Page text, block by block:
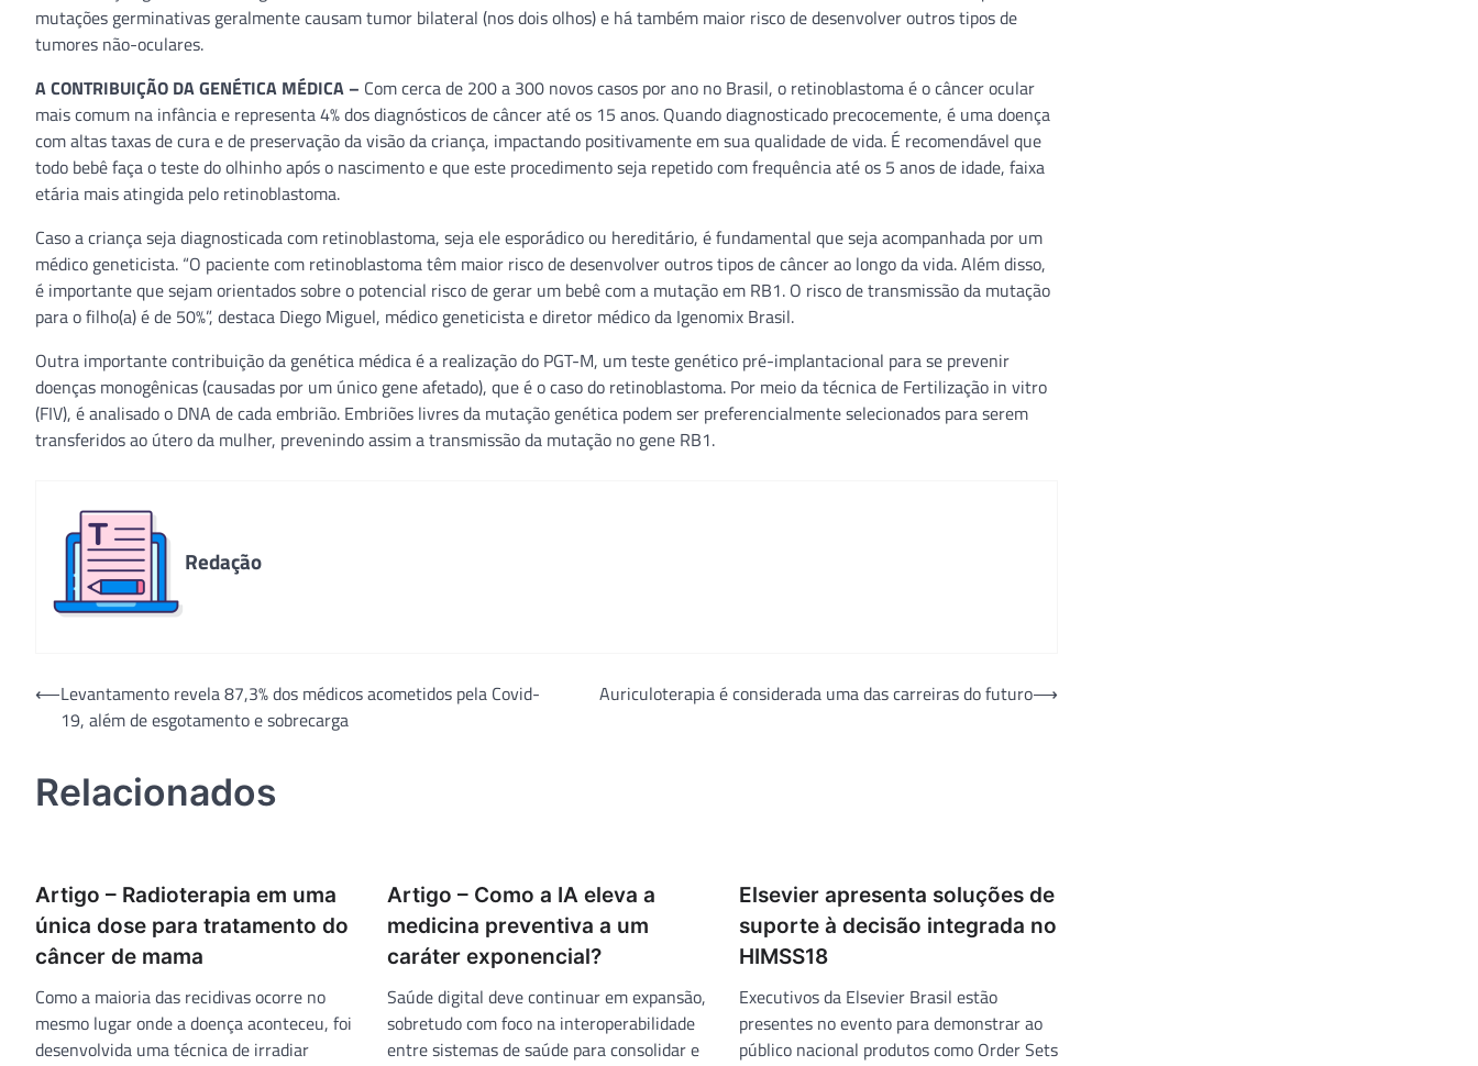
mutações germinativas geralmente causam tumor bilateral (nos dois olhos) e há também maior risco de desenvolver outros tipos de
tumores não-oculares.
A CONTRIBUIÇÃO DA GENÉTICA MÉDICA – Com cerca de 200 a 300 novos casos por ano no Brasil, o retinoblastoma é o câncer ocular
mais comum na infância e representa 4% dos diagnósticos de câncer até os 15 anos. Quando diagnosticado precocemente, é uma doença
com altas taxas de cura e de preservação da visão da criança, impactando positivamente em sua qualidade de vida. É recomendável que
todo bebê faça o teste do olhinho após o nascimento e que este procedimento seja repetido com frequência até os 5 anos de idade, faixa
etária mais atingida pelo retinoblastoma.
Caso a criança seja diagnosticada com retinoblastoma, seja ele esporádico ou hereditário, é fundamental que seja acompanhada por um
médico geneticista. “O paciente com retinoblastoma têm maior risco de desenvolver outros tipos de câncer ao longo da vida. Além disso,
é importante que sejam orientados sobre o potencial risco de gerar um bebê com a mutação em RB1. O risco de transmissão da mutação
para o filho(a) é de 50%”, destaca Diego Miguel, médico geneticista e diretor médico da Igenomix Brasil.
Outra importante contribuição da genética médica é a realização do PGT-M, um teste genético pré-implantacional para se prevenir
doenças monogênicas (causadas por um único gene afetado), que é o caso do retinoblastoma. Por meio da técnica de Fertilização in vitro
(FIV), é analisado o DNA de cada embrião. Embriões livres da mutação genética podem ser preferencialmente selecionados para serem
transferidos ao útero da mulher, prevenindo assim a transmissão da mutação no gene RB1.
Redação
Navegação
⟵Levantamento revela 87,3% dos médicos acometidos pela Covid-
19, além de esgotamento e sobrecarga
Auriculoterapia é considerada uma das carreiras do futuro⟶
Relacionados
Artigo – Radioterapia em uma
única dose para tratamento do
câncer de mama
Como a maioria das recidivas ocorre no
mesmo lugar onde a doença aconteceu, foi
desenvolvida uma técnica de irradiar
Artigo – Como a IA eleva a
medicina preventiva a um
caráter exponencial?
Saúde digital deve continuar em expansão,
sobretudo com foco na interoperabilidade
entre sistemas de saúde para consolidar e
Elsevier apresenta soluções de
suporte à decisão integrada no
HIMSS18
Executivos da Elsevier Brasil estão
presentes no evento para demonstrar ao
público nacional produtos como Order Sets